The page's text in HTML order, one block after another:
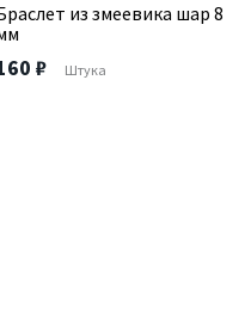
из змеевика шар 8
₽ Штука